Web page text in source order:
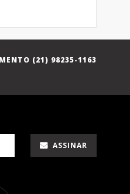
(21) 98235-1163
ASSINAR